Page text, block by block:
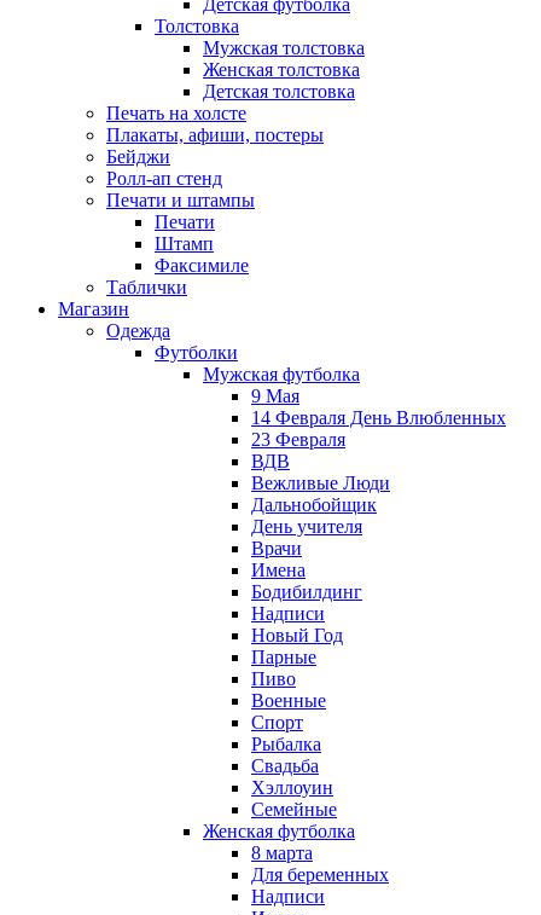
Толстовка
Мужская толстовка
Женская толстовка
Детская толстовка
Печать на холсте
Плакаты, афиши, постеры
Бейджи
Ролл-ап стенд
Печати и штампы
Печати
Штамп
Факсимиле
Таблички
Магазин
Одежда
Футболки
Мужская футболка
9 Мая
14 Февраля День Влюбленных
23 Февраля
ВДВ
Вежливые Люди
Дальнобойщик
День учителя
Врачи
Имена
Бодибилдинг
Надписи
Новый Год
Парные
Пиво
Военные
Спорт
Рыбалка
Свадьба
Хэллоуин
Семейные
Женская футболка
8 марта
Для беременных
Надписи